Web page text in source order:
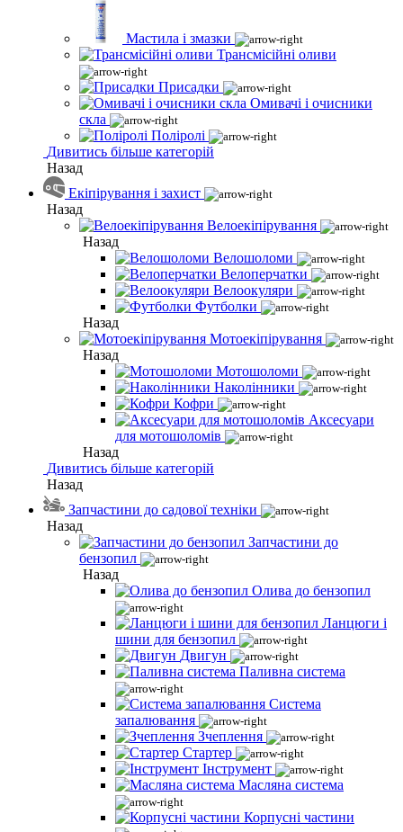
Мастила і змазки
Трансмісійні оливи
Присадки
Омивачі і очисники
скла
Поліролі
Дивитись більше категорій
Назад
Екіпірування і захист
Назад
Велоекіпірування
Назад
Велошоломи
Велоперчатки
Велоокуляри
Футболки
Назад
Мотоекіпірування
Назад
Мотошоломи
Наколінники
Кофри
Аксесуари
для мотошоломів
Назад
Дивитись більше категорій
Назад
Запчастини до садової техніки
Назад
Запчастини до
бензопил
Назад
Олива до бензопил
Ланцюги і
шини для бензопил
Двигун
Паливна система
Система
запалювання
Зчеплення
Стартер
Інструмент
Масляна система
Корпусні частини